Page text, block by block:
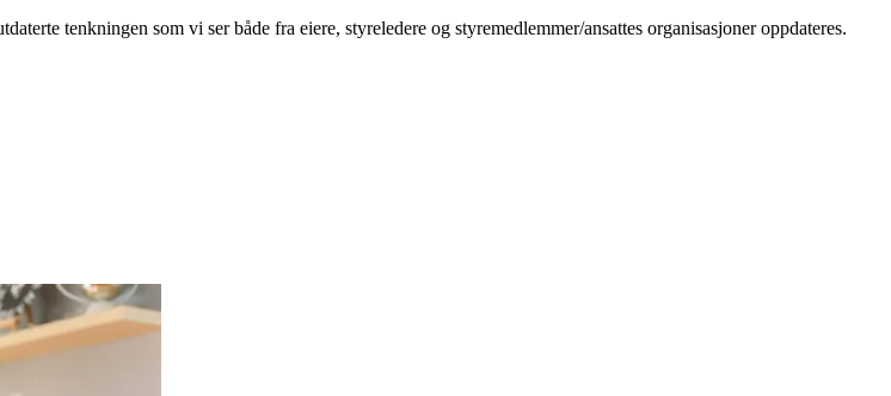
tenkningen som vi ser både fra eiere, styreledere og styremedlemmer/ansattes organisasjoner oppdateres.